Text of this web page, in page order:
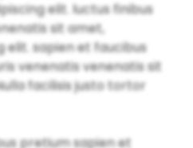
elit. luctus finibus
sit amet,
sapien et faucibus
venenatis venenatis sit
facilisis justo tortor
pretium sapien et